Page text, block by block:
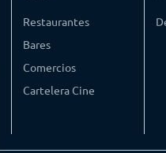
Restaurantes
Bares
Comercios
Cartelera Cine